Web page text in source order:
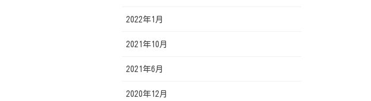
2022年1月
2021年10月
2021年6月
2020年12月